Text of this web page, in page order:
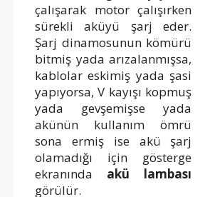
çalışarak motor çalışırken
sürekli aküyü şarj eder.
Şarj dinamosunun kömürü
bitmiş yada arızalanmışsa,
kablolar eskimiş yada şasi
yapıyorsa, V kayışı kopmuş
yada gevşemişse yada
akünün kullanım ömrü
sona ermiş ise akü şarj
olamadığı için gösterge
ekranında akü lambası
görülür.